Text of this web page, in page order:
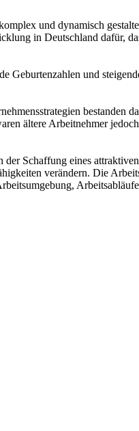
und dynamisch
in Deutschland dafür,
Geburtenzahlen und
bestanden
ältere Arbeitnehmer
Schaffung eines
verändern. Die